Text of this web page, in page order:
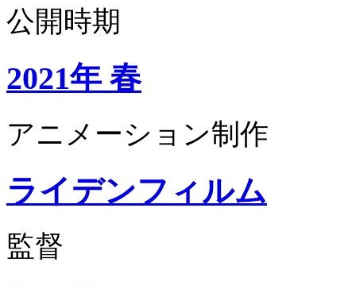
公開時期
2021年 春
アニメーション制作
ライデンフィルム
監督